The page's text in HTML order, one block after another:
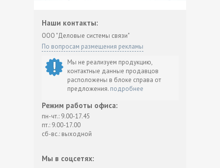
Наши контакты:
ООО "Деловые системы связи"
По вопросам размещения рекламы
Мы не реализуем продукцию,
контактные данные продавцов
расположены в блоке справа от
предложения. подробнее
Режим работы офиса:
пн-чт.: 9.00-17.45
пт.: 9.00-17.00
сб-вс.: выходной
Мы в соцсетях: